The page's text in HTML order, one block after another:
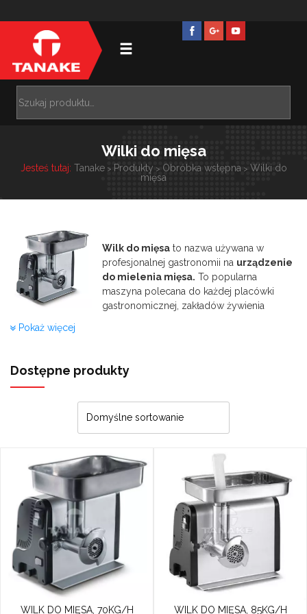
Wilki do mięsa
Jesteś tutaj: Tanake> Produkty > Obróbka wstępna> Wilki do
mięsa
Wilk do mięsa to nazwa używana w
profesjonalnej gastronomii na urządzenie
do mielenia mięsa. To popularna
maszyna polecana do każdej placówki
gastronomicznej, zakładów żywienia
mrożonego jak i gotowanego mięsa.
załadowczym, elementy robocze: silnik
elektryczny, przekładnie pasowe i zębate,
zespół przetłaczający mięso,ślimaki
robocze oraz zespół tnący: noże i siatki ze
stali nierdzewnej.
Jak działa wilk do mięsa?
Mięso nakłada się do leja załadowczego,
gdzie zostaje przetłoczone przez ślimaka
roboczego do zespołu tnącego. Tam
mięso wtłaczane jest w oczka siatki, a
Pokaż więcej
Dostępne produkty
WILK DO MIĘSA, 70KG/H WILK DO MIĘSA, 85KG/H